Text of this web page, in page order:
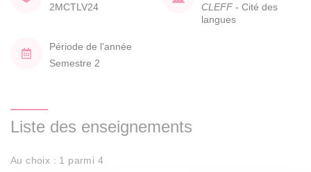
2MCTLV24
CLEFF - Cité des
langues
Période de l'année
Semestre 2
Liste des enseignements
Au choix : 1 parmi 4